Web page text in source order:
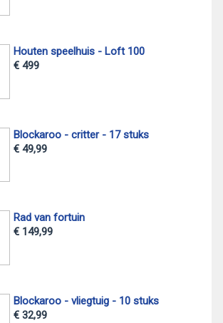
Houten speelhuis - Loft 100
€ 499
Blockaroo - critter - 17 stuks
€ 49,99
Rad van fortuin
€ 149,99
Blockaroo - vliegtuig - 10 stuks
€ 32,99